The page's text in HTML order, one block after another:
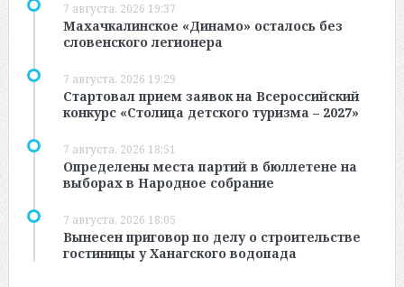
7 августа, 2026 19:37
Махачкалинское «Динамо» осталось без
словенского легионера
7 августа, 2026 19:29
Стартовал прием заявок на Всероссийский
конкурс «Столица детского туризма – 2027»
7 августа, 2026 18:51
Определены места партий в бюллетене на
выборах в Народное собрание
7 августа, 2026 18:05
Вынесен приговор по делу о строительстве
гостиницы у Ханагского водопада